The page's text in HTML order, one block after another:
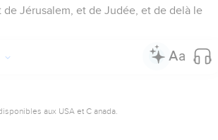
de Jérusalem, et de Judée, et de delà le
aux USA et C anada.